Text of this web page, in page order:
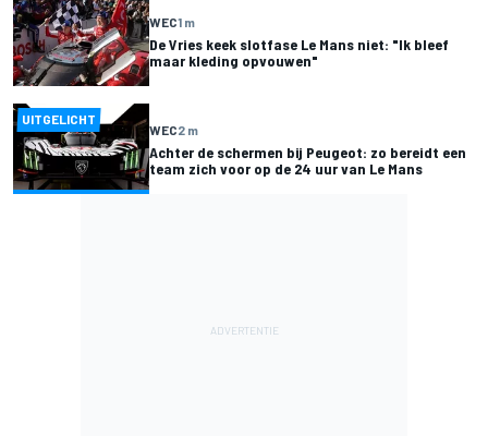
WEC1 m
De Vries keek slotfase Le Mans niet: "Ik bleef
maar kleding opvouwen"
UITGELICHT
WEC2 m
Achter de schermen bij Peugeot: zo bereidt een
team zich voor op de 24 uur van Le Mans